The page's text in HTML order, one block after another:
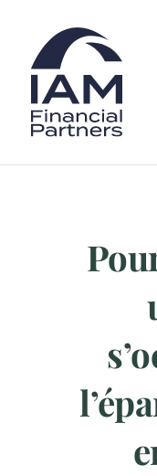
content
Accueil
Performances